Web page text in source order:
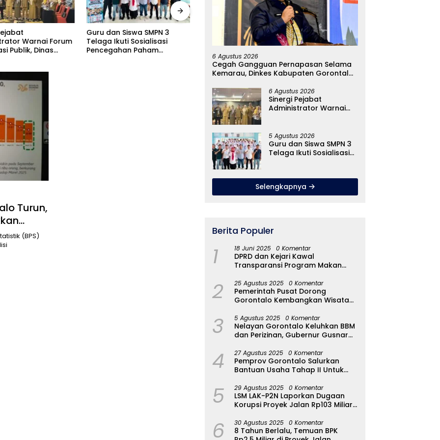
SMPN 3
Sosialisasi
Paham
Goresan Tinta Emas Jelang
HUT RI Ke 81, Rusli Habibie
Bawa Keadilan Untuk Hajat
Benarkah Anggaran Baju
Dinas Gubernur Gorontalo
Sebenarnya
Terjang Ombak Demi Pulau
Dudepo, Rusli Habibie
Turun,
(BPS)
6 Agustus 2026
Cegah Gangguan Pernapasan Selama
Kemarau, Dinkes Kabupaten Gorontalo
6 Agustus 2026
Sinergi Pejabat
Administrator Warnai
Gorontalo Perkuat
Sistem Pelayanan
5 Agustus 2026
Guru dan Siswa SMPN 3
Telaga Ikuti Sosialisasi
True Crime
Selengkapnya
Berita Populer
1 18 Juni 2025 0 Komentar
DPRD dan Kejari Kawal
Transparansi Program Makan
2 25 Agustus 2025 0 Komentar
Pemerintah Pusat Dorong
Gorontalo Kembangkan Wisata
3 5 Agustus 2025 0 Komentar
Nelayan Gorontalo Keluhkan BBM
dan Perizinan, Gubernur Gusnar
4 27 Agustus 2025 0 Komentar
Pemprov Gorontalo Salurkan
Bantuan Usaha Tahap II Untuk
Bulango
5 29 Agustus 2025 0 Komentar
LSM LAK-P2N Laporkan Dugaan
Korupsi Proyek Jalan Rp103 Miliar
6 30 Agustus 2025 0 Komentar
8 Tahun Berlalu, Temuan BPK